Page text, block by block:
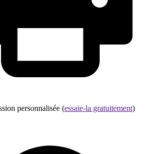
personnalisée (essaie-la gratuitement)